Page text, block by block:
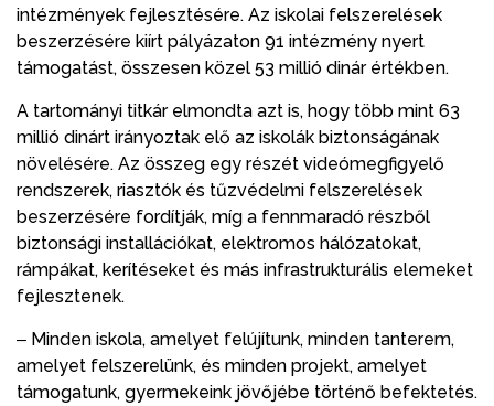
intézmények fejlesztésére. Az iskolai felszerelések
beszerzésére kiírt pályázaton 91 intézmény nyert
támogatást, összesen közel 53 millió dinár értékben.
A tartományi titkár elmondta azt is, hogy több mint 63
millió dinárt irányoztak elő az iskolák biztonságának
növelésére. Az összeg egy részét videómegfigyelő
rendszerek, riasztók és tűzvédelmi felszerelések
beszerzésére fordítják, míg a fennmaradó részből
biztonsági installációkat, elektromos hálózatokat,
rámpákat, kerítéseket és más infrastrukturális elemeket
fejlesztenek.
‒ Minden iskola, amelyet felújítunk, minden tanterem,
amelyet felszerelünk, és minden projekt, amelyet
támogatunk, gyermekeink jövőjébe történő befektetés.